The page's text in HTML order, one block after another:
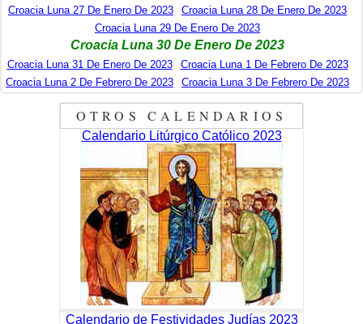
Croacia Luna 27 De Enero De 2023
Croacia Luna 28 De Enero De 2023
Croacia Luna 29 De Enero De 2023
Croacia Luna 30 De Enero De 2023
Croacia Luna 31 De Enero De 2023
Croacia Luna 1 De Febrero De 2023
Croacia Luna 2 De Febrero De 2023
Croacia Luna 3 De Febrero De 2023
OTROS CALENDARIOS
Calendario Litúrgico Católico 2023
Calendario de Festividades Judías 2023